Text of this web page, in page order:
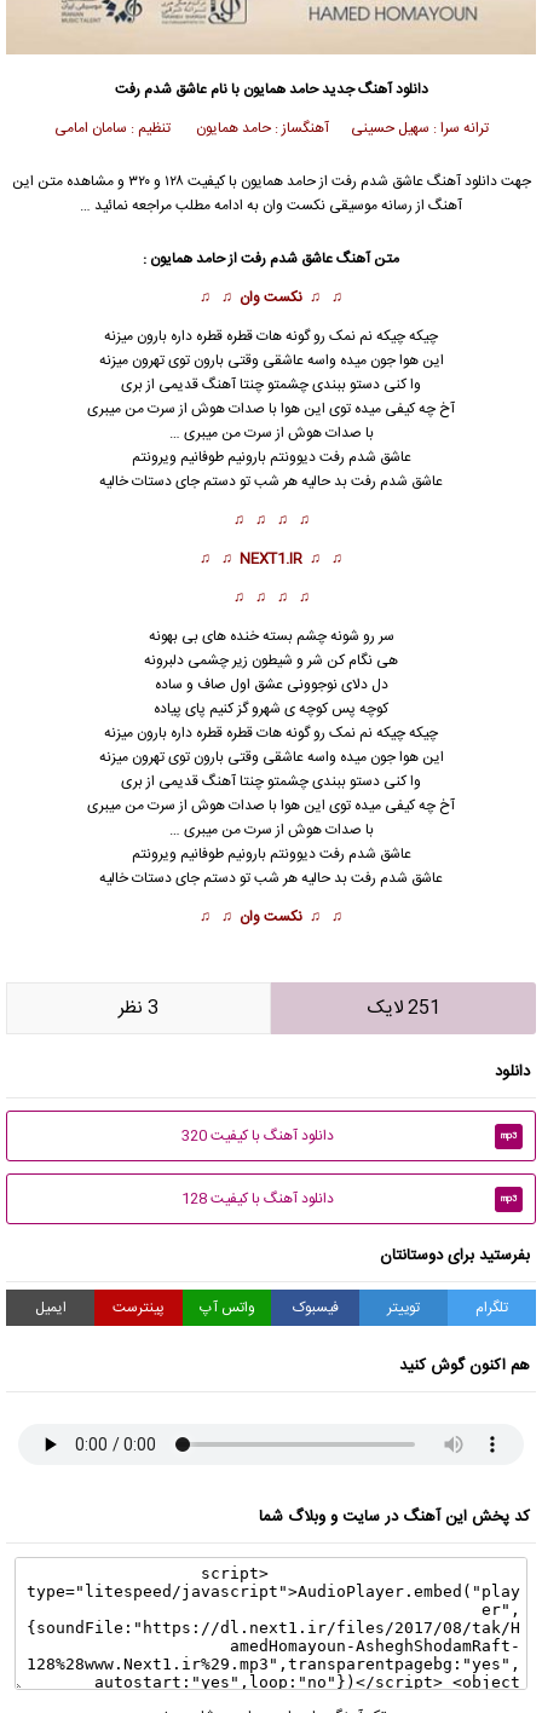
دانلود آهنگ جدیدحامد همایون با نام عاشق شدم رفت
ترانه سرا : سهیل حسینی آهنگساز : حامد همایون تنظیم : سامان امامی
جهت دانلود آهنگ عاشق شدم رفت ازحامد همایون
با کیفیت ۱۲۸ و ۳۲۰ و مشاهده متن این
آهنگ از رسانه موسیقی نکست وان به ادامه مطلب مراجعه نمائید …
متن آهنگ عاشق شدم رفت ازحامد همایون :
♫ ♫ نکست وان ♫ ♫
چیکه چیکه نم نمک رو گونه هات قطره قطره داره بارون میزنه
این هوا جون میده واسه عاشقی وقتی بارون توی تهرون میزنه
وا کنی دستو ببندی چشمتو چنتا آهنگ قدیمی از بری
آخ چه کیفی میده توی این هوا با صدات هوش از سرت من میبری
با صدات هوش از سرت من میبری …
عاشق شدم رفت دیوونتم بارونیم طوفانیم ویرونتم
عاشق شدم رفتبد حالیه هر شب تو دستم جای دستات خالیه
♫ ♫ ♫ ♫
♫ ♫
NEXT1.IR
♫ ♫
♫ ♫ ♫ ♫
سر رو شونه چشم بسته خنده های بی بهونه
هی نگام کن شر و شیطون زیر چشمی دلبرونه
دل دلای نوجوونی عشق اول صاف و ساده
کوچه پس کوچه ی شهرو گز کنیم پای پیاده
چیکه چیکه نم نمک رو گونه هات قطره قطره داره بارون میزنه
این هوا جون میده واسه عاشقی وقتی بارون توی تهرون میزنه
وا کنی دستو ببندی چشمتو چنتا آهنگ قدیمی از بری
آخ چه کیفی میده توی این هوا با صدات هوش از سرت من میبری
با صدات هوش از سرت من میبری …
عاشق شدم رفت دیوونتم بارونیم طوفانیم ویرونتم
عاشق شدم رفتبد حالیه هر شب تو دستم جای دستات خالیه
♫ ♫ نکست وان ♫ ♫
251 لایک 3 نظر
دانلود
mp3 دانلود آهنگ با کیفیت 320
mp3 دانلود آهنگ با کیفیت 128
بفرستید برای دوستانتان
تلگرام توییتر فیسبوک واتس آپ پینترست ایمیل
هم اکنون گوش کنید
کد پخش این آهنگ در سایت و وبلاگ شما